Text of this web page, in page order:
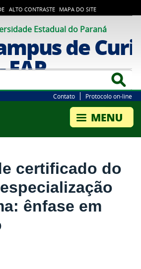
ALTO CONTRASTE MAPA DO SITE
Estadual do Paraná
de
FAP
Contato Protocolo on-line
certificado do
ênfase em